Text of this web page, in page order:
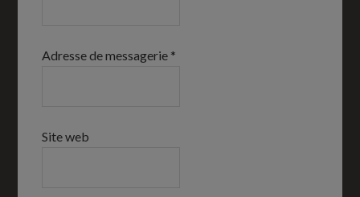
Adresse de messagerie *
Site web